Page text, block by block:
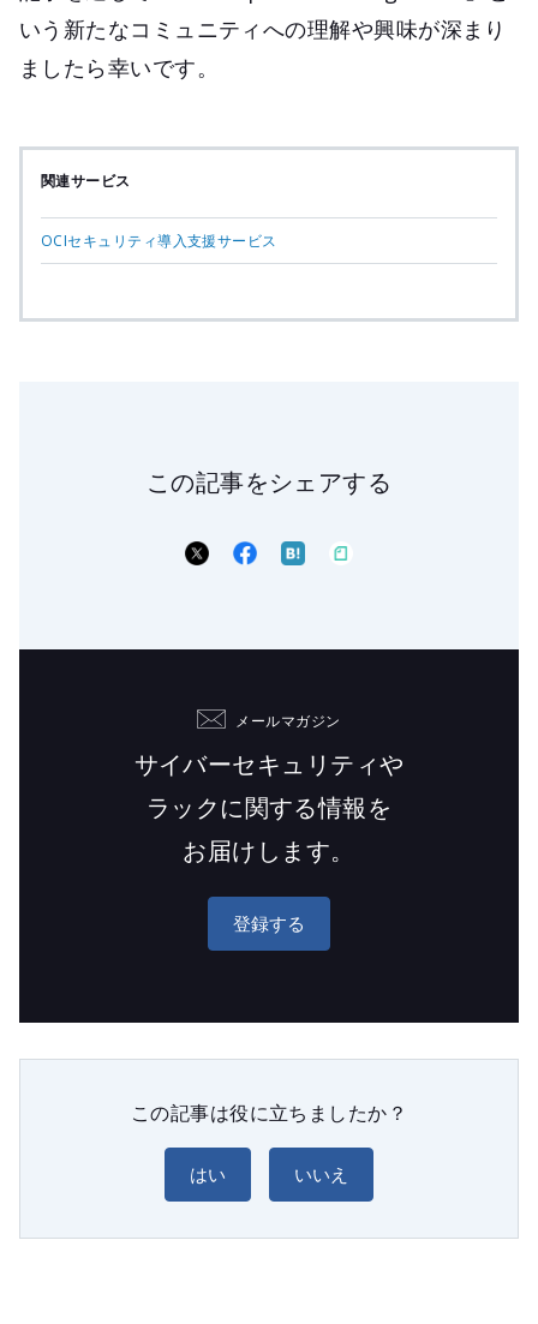
いう新たなコミュニティへの理解や興味が深まり
ましたら幸いです。
関連サービス
OCIセキュリティ導入支援サービス
この記事をシェアする
メールマガジン
サイバーセキュリティや
ラックに関する情報を
お届けします。
登録する
この記事は役に立ちましたか？
はい いいえ